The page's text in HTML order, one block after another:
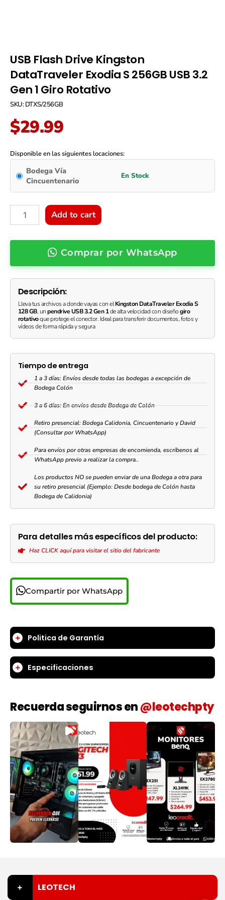
USB Flash Drive Kingston
DataTraveler Exodia S 256GB USB 3.2
Gen 1 Giro Rotativo
SKU: DTXS/256GB
$29.99
Disponible en las siguientes locaciones:
Bodega Vía
Cincuentenario
Flash
Drive
Kingston
DataTraveler
Exodia
S
256GB
USB
Gen
Giro
quantity
Add to cart
Comprar por WhatsApp
Descripción:
Lleva tus archivos a donde vayas con elKingston DataTraveler Exodia S
128 GB, unpendrive USB 3.2 Gen 1de alta velocidad con diseñogiro
rotativoque protege el conector. Ideal para transferir documentos, fotos y
vídeos de forma rápida y segura
Tiempo de entrega
1 a 3 días: Envíos desde todas las bodegas a excepción de
Bodega Colón
3 a 6 días: En envíos desde Bodega de Colón
Retiro presencial: Bodega Calidonia, Cincuentenario y David
(Consultar por WhatsApp)
Para envíos por otras empresas de encomienda, escríbenos al
WhatsApp previo a realizar la compra..
Los productos NO se pueden enviar de una Bodega a otra para
su retiro presencial (Ejemplo: Desde bodega de Colón hasta
Bodega de Calidonia)
Para detalles más específicos del producto:
Haz CLICK aquí para visitar el sitio del fabricante
Compartir por WhatsApp
Politica de Garantía
Especificaciones
Recuerda seguirnos en@leotechpty
LEOTECH